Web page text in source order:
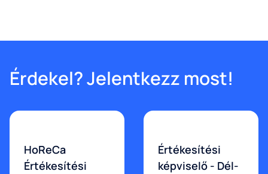
Érdekel? Jelentkezz most!
HoReCa
Értékesítési
Értékesítési
képviselő - Dél-